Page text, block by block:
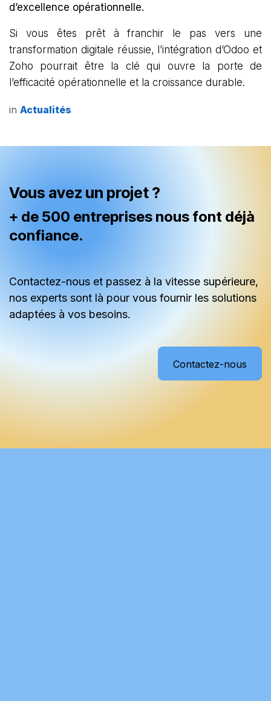
d’excellence opérationnelle.
Si vous êtes prêt à franchir le pas vers une
transformation digitale réussie, l’intégration d’Odoo et
Zoho pourrait être la clé qui ouvre la porte de
l’efficacité opérationnelle et la croissance durable.
in Actualités
Vous avez un projet ?
+ de 500 entreprises nous font déjà
confiance.
Contactez-nous et passez à la vitesse supérieure,
nos experts sont là pour vous fournir les solutions
adaptées à vos besoins.
Contactez-nous